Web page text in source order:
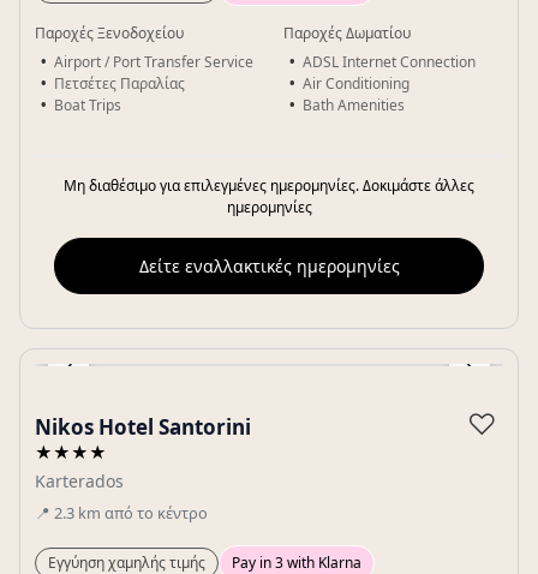
Παροχές Ξενοδοχείου
Airport / Port Transfer Service
Πετσέτες Παραλίας
Boat Trips
Παροχές Δωματίου
ADSL Internet Connection
Air Conditioning
Bath Amenities
Μη διαθέσιμο για επιλεγμένες ημερομηνίες. Δοκιμάστε άλλες
ημερομηνίες
Δείτε εναλλακτικές ημερομηνίες
‹ ›
Nikos Hotel Santorini
★★★★
Karterados
📍 2.3 km από το κέντρο
♡
Εγγύηση χαμηλής τιμής Pay in 3 with Klarna